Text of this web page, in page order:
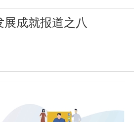
成就报道之八